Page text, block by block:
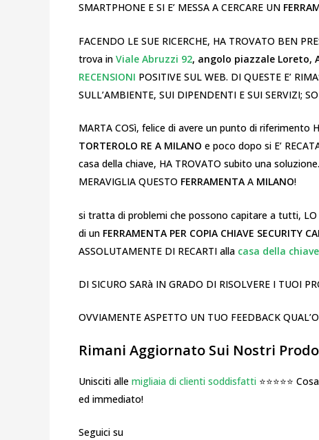
SMARTPHONE E SI E’ MESSA A CERCARE UN
FACENDO LE SUE RICERCHE, HA TROVATO BEN
trova in Viale Abruzzi 92, angolo piazzale Loreto,
RECENSIONI POSITIVE SUL WEB. DI QUESTE E’
SULL’AMBIENTE, SUI DIPENDENTI E SUI SERVIZI;
MARTA COSì, felice di avere un punto di riferimento
TORTEROLO RE A MILANO e poco dopo si E’
casa della chiave, HA TROVATO subito una
MERAVIGLIA QUESTO FERRAMENTA A MILANO!
si tratta di problemi che possono capitare a tutti, LO
di un FERRAMENTA PER COPIA CHIAVE SECURITY
ASSOLUTAMENTE DI RECARTI alla casa della
DI SICURO SARà IN GRADO DI RISOLVERE I TUOI
OVVIAMENTE ASPETTO UN TUO FEEDBACK
Rimani Aggiornato Sui Nostri
Unisciti alle migliaia di clienti soddisfatti ⭐⭐⭐⭐⭐
ed immediato!
Seguici su